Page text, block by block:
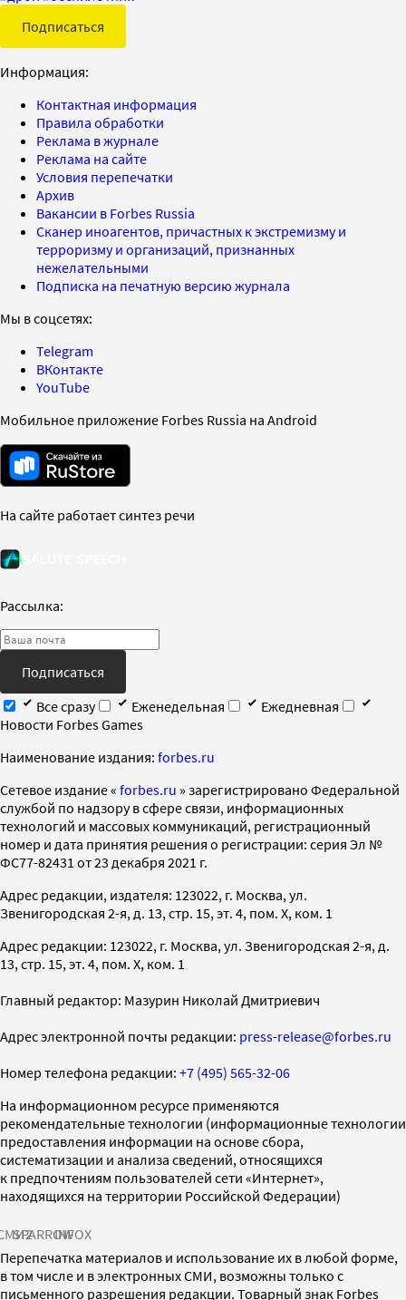
Подписаться
Информация:
Контактная информация
Правила обработки
Реклама в журнале
Реклама на сайте
Условия перепечатки
Архив
Вакансии в Forbes Russia
Сканер иноагентов, причастных к экстремизму и
терроризму и организаций, признанных
нежелательными
Подписка на печатную версию журнала
Мы в соцсетях:
Telegram
ВКонтакте
YouTube
Мобильное приложение Forbes Russia на Android
На сайте работает синтез речи
Рассылка:
Подписаться
Все сразу
Еженедельная
Ежедневная
Новости Forbes Games
Наименование издания: forbes.ru
Cетевое издание « forbes.ru » зарегистрировано Федеральной
службой по надзору в сфере связи, информационных
технологий и массовых коммуникаций, регистрационный
номер и дата принятия решения о регистрации: серия Эл №
ФС77-82431 от 23 декабря 2021 г.
Адрес редакции, издателя: 123022, г. Москва, ул.
Звенигородская 2-я, д. 13, стр. 15, эт. 4, пом. X, ком. 1
Адрес редакции: 123022, г. Москва, ул. Звенигородская 2-я, д.
13, стр. 15, эт. 4, пом. X, ком. 1
Главный редактор: Мазурин Николай Дмитриевич
Адрес электронной почты редакции: press-release@forbes.ru
Номер телефона редакции: +7 (495) 565-32-06
На информационном ресурсе применяются
рекомендательные технологии (информационные технологии
предоставления информации на основе сбора,
систематизации и анализа сведений, относящихся
к предпочтениям пользователей сети «Интернет»,
находящихся на территории Российской Федерации)
SPARROWINFOX
Перепечатка материалов и использование их в любой форме,
в том числе и в электронных СМИ, возможны только с
письменного разрешения редакции. Товарный знак Forbes